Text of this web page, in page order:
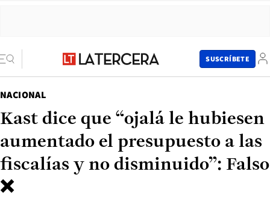
SUSCRÍBETE
NACIONAL
Kast dice que “ojalá le hubiesen
aumentado el presupuesto a las
fiscalías y no disminuido”: Falso
❌